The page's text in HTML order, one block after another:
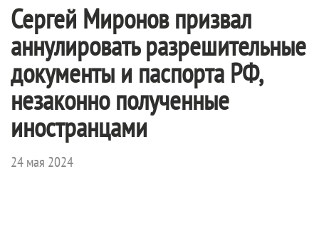
Сергей Миронов призвал
аннулировать разрешительные
документы и паспорта РФ,
незаконно полученные
иностранцами
24 мая 2024